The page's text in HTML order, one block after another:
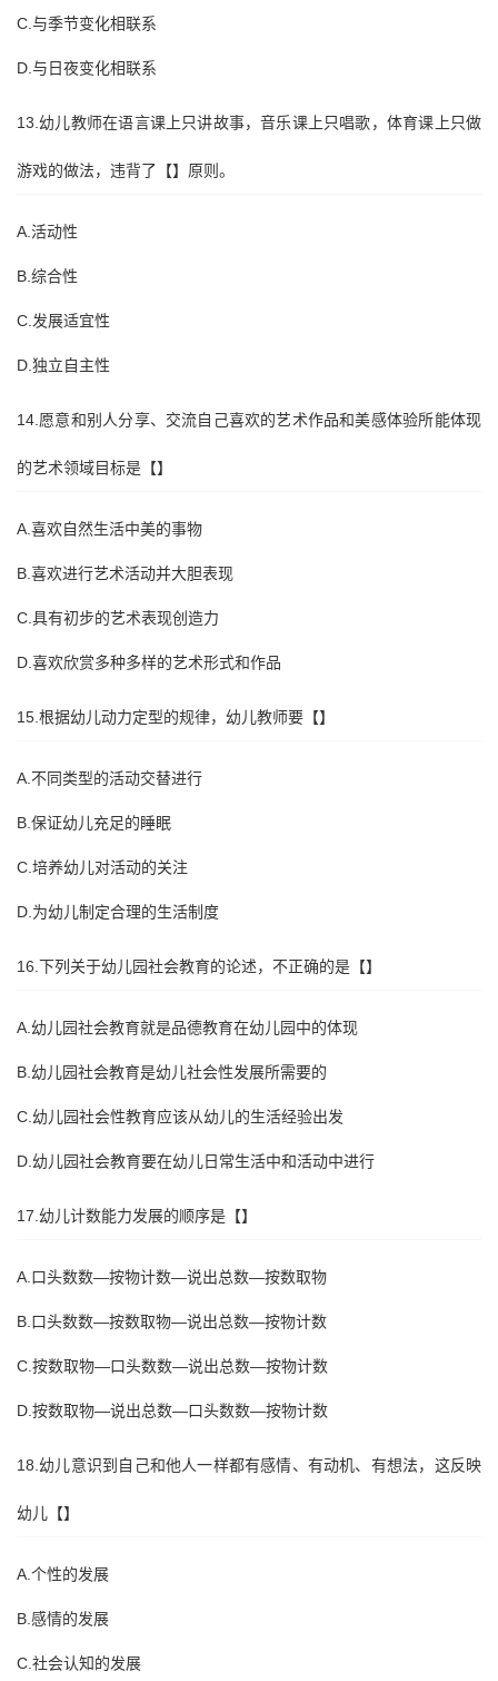
C.与季节变化相联系
D.与日夜变化相联系
13.幼儿教师在语言课上只讲故事，音乐课上只唱歌，体育课上只做
游戏的做法，违背了【】原则。
A.活动性
B.综合性
C.发展适宜性
D.独立自主性
14.愿意和别人分享、交流自己喜欢的艺术作品和美感体验所能体现
的艺术领域目标是【】
A.喜欢自然生活中美的事物
B.喜欢进行艺术活动并大胆表现
C.具有初步的艺术表现创造力
D.喜欢欣赏多种多样的艺术形式和作品
15.根据幼儿动力定型的规律，幼儿教师要【】
A.不同类型的活动交替进行
B.保证幼儿充足的睡眠
C.培养幼儿对活动的关注
D.为幼儿制定合理的生活制度
16.下列关于幼儿园社会教育的论述，不正确的是【】
A.幼儿园社会教育就是品德教育在幼儿园中的体现
B.幼儿园社会教育是幼儿社会性发展所需要的
C.幼儿园社会性教育应该从幼儿的生活经验出发
D.幼儿园社会教育要在幼儿日常生活中和活动中进行
17.幼儿计数能力发展的顺序是【】
A.口头数数—按物计数—说出总数—按数取物
B.口头数数—按数取物—说出总数—按物计数
C.按数取物—口头数数—说出总数—按物计数
D.按数取物—说出总数—口头数数—按物计数
18.幼儿意识到自己和他人一样都有感情、有动机、有想法，这反映
幼儿【】
A.个性的发展
B.感情的发展
C.社会认知的发展